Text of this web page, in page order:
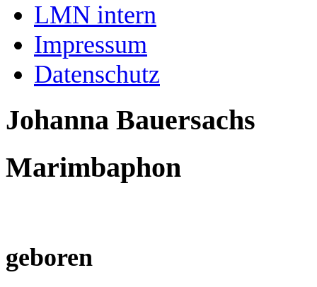
LMN intern
Impressum
Datenschutz
Johanna Bauersachs
Marimbaphon
geboren